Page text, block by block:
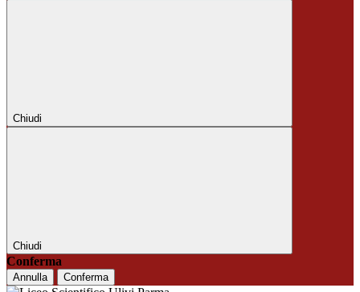
Chiudi
Chiudi
Conferma
Annulla Conferma